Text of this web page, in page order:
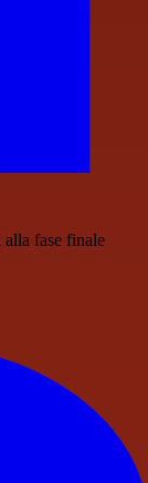
fase finale